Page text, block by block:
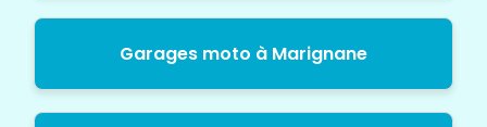
Garages moto à Marignane